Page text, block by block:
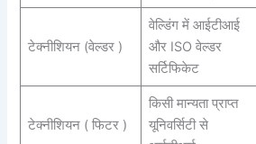
टेक्नीशियन (वेल्डर )
वेल्डिंग में आईटीआई
और ISO वेल्डर
सर्टिफिकेट
टेक्नीशियन ( फिटर )
किसी मान्यता प्राप्त
यूनिवर्सिटी से